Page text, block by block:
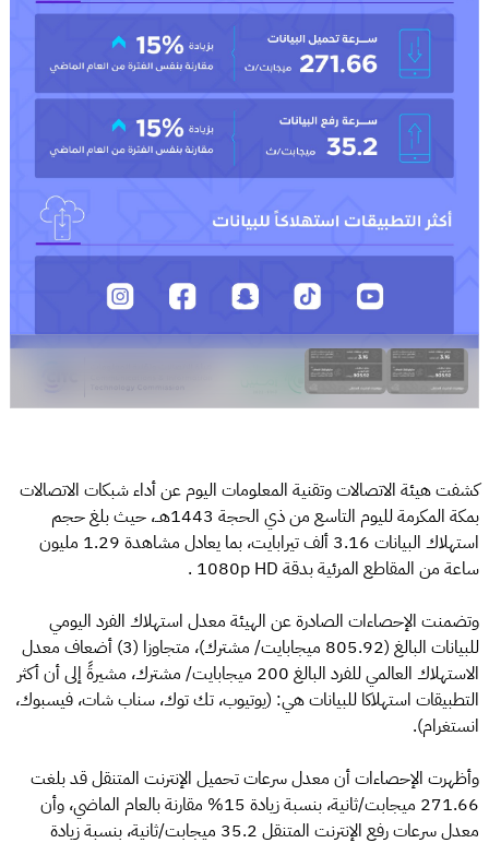
كشفت هيئة الاتصالات وتقنية المعلومات اليوم عن أداء شبكات الاتصالات
بمكة المكرمة لليوم التاسع من ذي الحجة 1443هــ، حيث بلغ حجم
استهلاك البيانات 3.16 ألف تيرابايت، بما يعادل مشاهدة 1.29 مليون
ساعة من المقاطع المرئية بدقة 1080p HD .
وتضمنت الإحصاءات الصادرة عن الهيئة معدل استهلاك الفرد اليومي
للبيانات البالغ (805.92 ميجابايت/ مشترك)، متجاوزا (3) أضعاف معدل
الاستهلاك العالمي للفرد البالغ 200 ميجابايت/ مشترك، مشيرةً إلى أن أكثر
التطبيقات استهلاكا للبيانات هي: (يوتيوب، تك توك، سناب شات، فيسبوك،
انستغرام).
وأظهرت الإحصاءات أن معدل سرعات تحميل الإنترنت المتنقل قد بلغت
271.66 ميجابت/ثانية، بنسبة زيادة 15% مقارنة بالعام الماضي، وأن
معدل سرعات رفع الإنترنت المتنقل 35.2 ميجابت/ثانية، بنسبة زيادة